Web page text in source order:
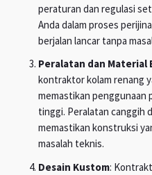
peraturan dan regulasi
Anda dalam proses
berjalan lancar tanpa
Peralatan dan Material
kontraktor kolam renang
memastikan penggunaan
tinggi. Peralatan canggih
memastikan konstruksi
masalah teknis.
Desain Kustom: